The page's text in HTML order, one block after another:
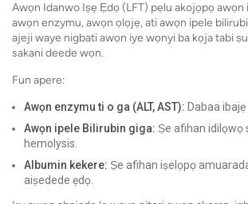
Awọn Idanwo Iṣẹ Ẹdọ (LFT) pẹlu akojọpọ
awọn enzymu, awọn ọlọjẹ, ati awọn ipele
ajeji waye nigbati awọn iye wọnyi ba kọja tabi
sakani deede wọn.
Fun apere:
Awọn enzymu ti o ga (ALT, AST): Dabaa ibajẹ
Awọn ipele Bilirubin giga: Ṣe afihan idilọwọ
hemolysis.
Albumin kekere: Ṣe afihan iṣelọpọ
aiṣedede ẹdọ.